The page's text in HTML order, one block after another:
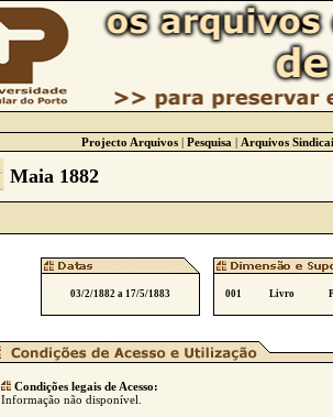
Projecto Arquivos| Pesquisa | Arquivos
Maia 1882
03/2/1882 a 17/5/1883 001 Livro
Condições legais de Acesso:
Informação não disponível.